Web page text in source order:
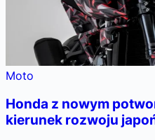
Moto
Honda z nowym
kierunek rozwoju